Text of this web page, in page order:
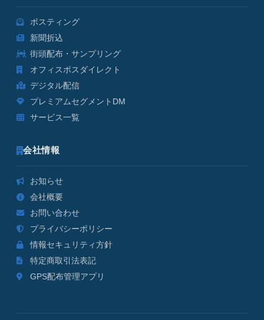
ポスティング
新聞折込
街頭配布・サンプリング
オフィスポスダイレクト
デジタル配信
プレミアムセグメントDM
サービス一覧
会社情報
お知らせ
会社概要
お問い合わせ
プライバシーポリシー
情報セキュリティ方針
特定商取引法表記
GPS配布管理アプリ